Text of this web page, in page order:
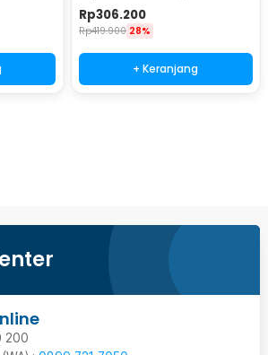
Auto 7 Inch - F7018C
Rp306.200
Rp419.900 28%
+ Keranjang
200